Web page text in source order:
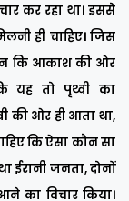
कर रहा था। इससे
ही चाहिए। जिस
न कि आकाश की ओर
यह तो पृथ्वी का
की ओर ही आता था,
कि ऐसा कौन सा
ईरानी जनता, दोनों
का विचार किया।